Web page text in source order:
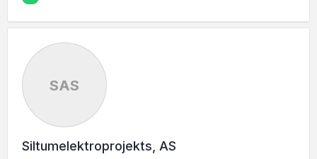
SAS
Siltumelektroprojekts, AS